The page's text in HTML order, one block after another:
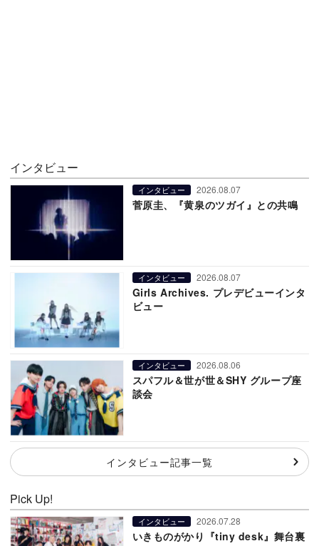
インタビュー
インタビュー 2026.08.07
菅原圭、『黄泉のツガイ』との共鳴
インタビュー 2026.08.07
Girls Archives. プレデビューインタ
ビュー
インタビュー 2026.08.06
スパフル＆世が世＆SHY グループ座
談会
インタビュー記事一覧
Pick Up!
インタビュー 2026.07.28
いきものがかり『tiny desk』舞台裏